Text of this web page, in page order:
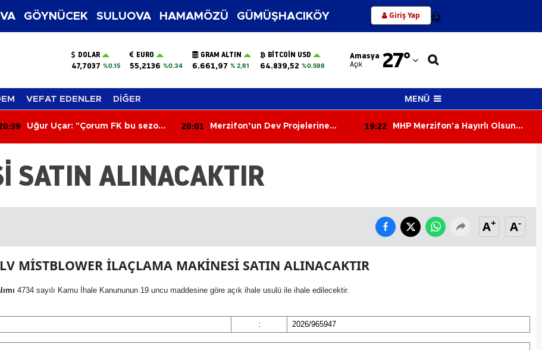
GÖYNÜCEK SULUOVA HAMAMÖZÜ GÜMÜŞHACIKÖY Giriş Yap 12
DOLAR
47,7037 %0.15
EURO
55,2136 %0.34
GRAM ALTIN
6.661,97 % 2,61
BITCOIN USD
64.839,52 %0.598
Amasya
Açık 27°
Adana
Adıyaman
Ağrı
Amasya
Artvin
Aydın
VEFAT EDENLER DİĞER MENÜ
Uğur Uçar: "Çorum FK bu sezon
20:01
Merzifon’un Dev Projelerine
19:22
MHP Merzifon'a Hayırlı Olsun
SATIN ALINACAKTIR
A+ A-
MİSTBLOWER İLAÇLAMA MAKİNESİ SATIN ALINACAKTIR
4734 sayılı Kamu İhale Kanununun 19 uncu maddesine göre açık ihale usulü ile ihale edilecektir.
: 2026/965947